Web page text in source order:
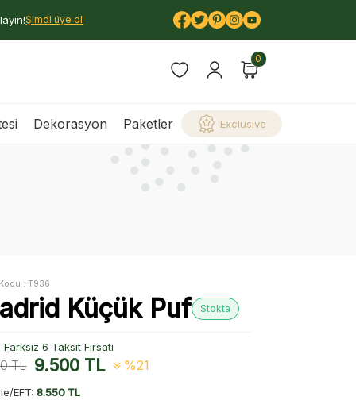
Şimdi üye ol
0
Dekorasyon Paketler Exclusive
:T936
Küçük Puf Stokta
6 Taksit Fırsatı
TL 9.500TL %21
EFT:8.550 TL